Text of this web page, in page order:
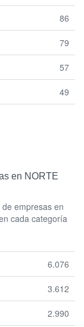
86
79
57
49
en NORTE
empresas en
cada categoría
6.076
3.612
2.990